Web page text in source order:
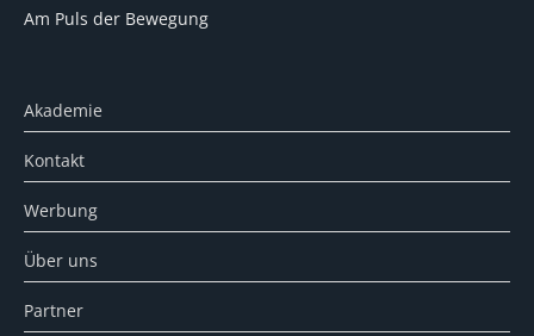
Am Puls der Bewegung
Akademie
Kontakt
Werbung
Über uns
Partner